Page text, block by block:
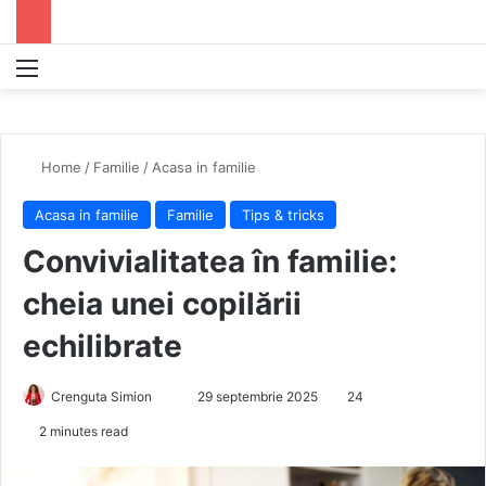
Home / Familie / Acasa in familie
Acasa in familie Familie Tips & tricks
Convivialitatea în familie:
cheia unei copilării
echilibrate
Crenguta Simion 29 septembrie 2025 24
2 minutes read